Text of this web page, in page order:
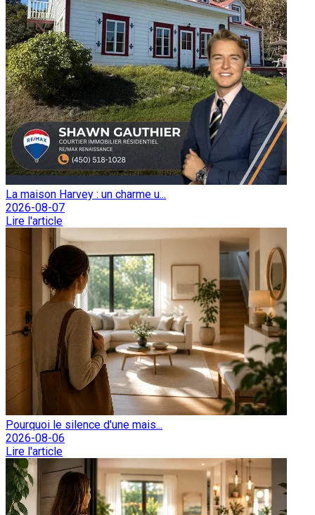
La maison Harvey : un charme u...
2026-08-07
Lire l'article
Pourquoi le silence d'une mais...
2026-08-06
Lire l'article